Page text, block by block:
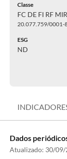
Classe
FC DE FI RF
20.077.759/0001-
ESG
ND
Dados
Atualizado: 30/09/